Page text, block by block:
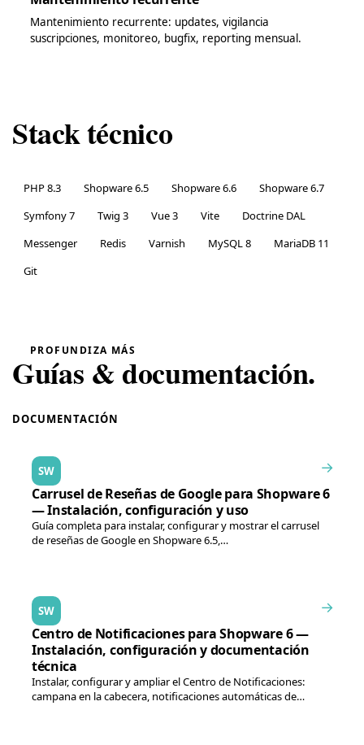
Mantenimiento recurrente: updates, vigilancia
suscripciones, monitoreo, bugfix, reporting mensual.
Stack técnico
PHP 8.3 Shopware 6.5 Shopware 6.6
Shopware 6.7
Symfony 7
Twig 3 Vue 3 Vite
Doctrine DAL
Messenger
Redis Varnish MySQL 8
MariaDB 11
Git
PROFUNDIZA MÁS
Guías & documentación.
DOCUMENTACIÓN
SW
Carrusel de Reseñas de Google para Shopware 6
— Instalación, configuración y uso
Guía completa para instalar, configurar y mostrar el carrusel
de reseñas de Google en Shopware 6.5,…
→
SW
Centro de Notificaciones para Shopware 6 —
Instalación, configuración y documentación
técnica
Instalar, configurar y ampliar el Centro de Notificaciones:
campana en la cabecera, notificaciones automáticas de
→